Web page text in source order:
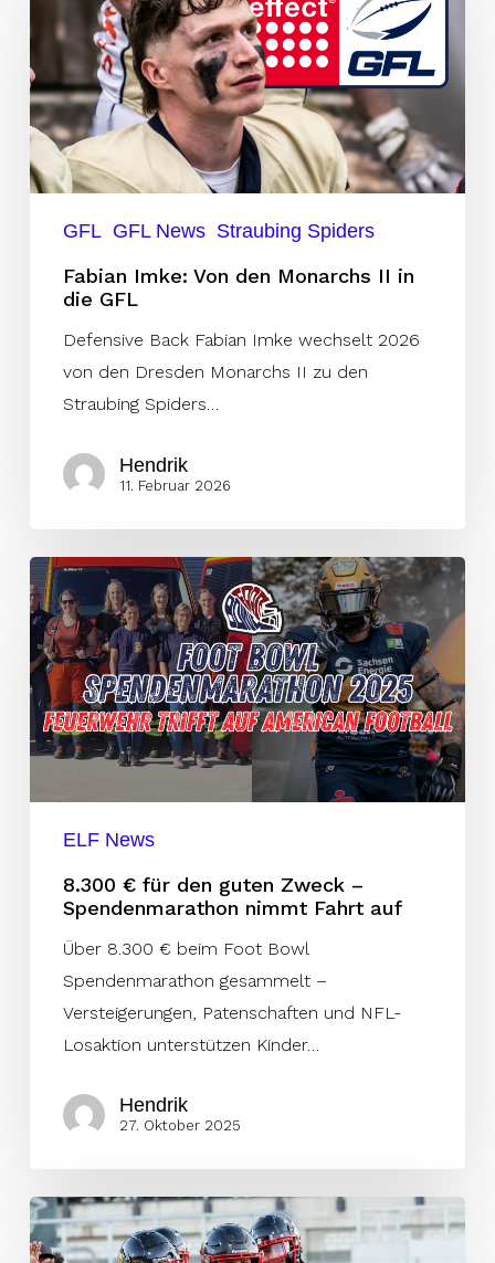
Von
Monarchs
II
in
die
GFL GFL News Straubing Spiders
Fabian Imke: Von den Monarchs II in
die GFL
Defensive Back Fabian Imke wechselt 2026
von den Dresden Monarchs II zu den
Straubing Spiders…
Hendrik
11. Februar 2026
8.300
€
für
den
guten
Zweck
–
nimmt
ELF News
8.300 € für den guten Zweck –
Spendenmarathon nimmt Fahrt auf
Über 8.300 € beim Foot Bowl
Spendenmarathon gesammelt –
Versteigerungen, Patenschaften und NFL-
Losaktion unterstützen Kinder…
Hendrik
27. Oktober 2025
Team
Germany